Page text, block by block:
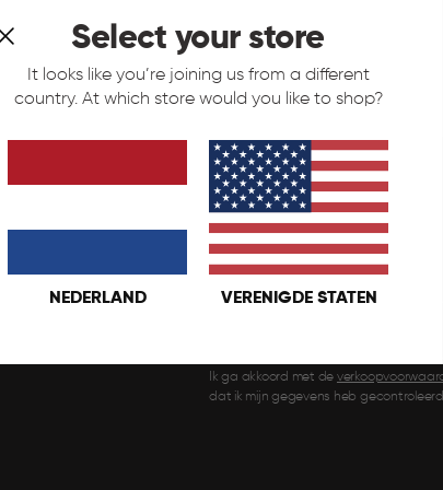
Select your store
It looks like you’re joining us from a different
country. At which store would you like to shop?
NEDERLAND VERENIGDE STATEN
Meld je aan & krijg 10%
Ik ga akkoord met de
dat ik mijn gegevens heb